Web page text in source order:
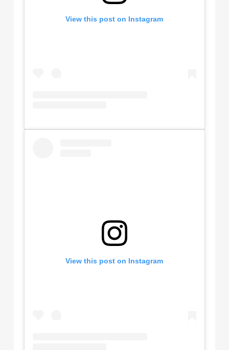
View this post on Instagram
View this post on Instagram